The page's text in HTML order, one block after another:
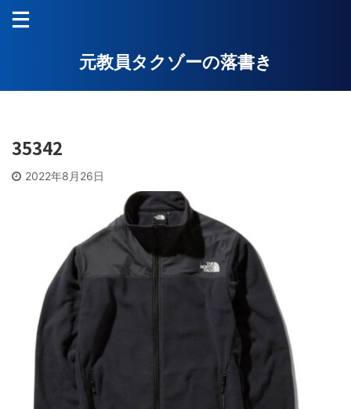
元教員タクゾーの落書き
35342
2022年8月26日